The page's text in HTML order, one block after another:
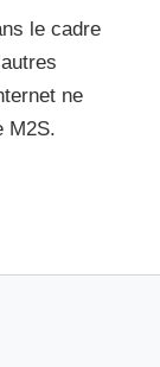
le cadre
ne
M2S.